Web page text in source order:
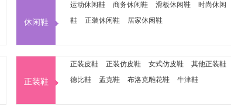
休闲鞋
运动休闲鞋 商务休闲鞋 滑板休闲鞋
时尚休闲
鞋
正装休闲鞋 居家休闲鞋
正装鞋
正装皮鞋 正装仿皮鞋 女式仿皮鞋
其他正装鞋
德比鞋
孟克鞋 布洛克雕花鞋 牛津鞋